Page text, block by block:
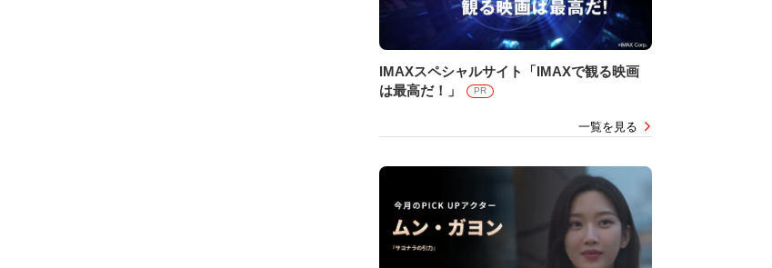
IMAXスペシャルサイト「IMAXで観る映画
は最高だ！」
PR
一覧を見る